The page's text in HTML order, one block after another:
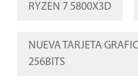
RYZEN 7 5800X3D
NUEVA TARJETA
256BITS